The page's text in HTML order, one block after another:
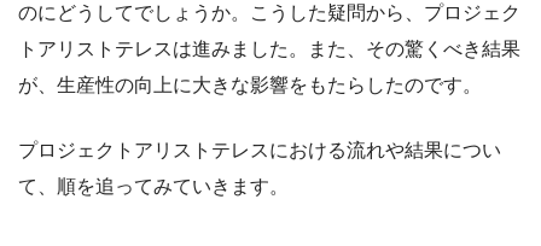
のにどうしてでしょうか。こうした疑問から、プロジェク
トアリストテレスは進みました。また、その驚くべき結果
が、生産性の向上に大きな影響をもたらしたのです。
プロジェクトアリストテレスにおける流れや結果につい
て、順を追ってみていきます。